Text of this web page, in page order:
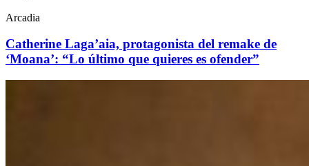
Arcadia
Catherine Laga’aia, protagonista del remake de
‘Moana’: “Lo último que quieres es ofender”